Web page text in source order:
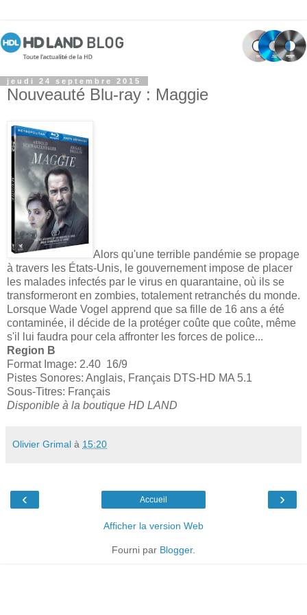
jeudi 24 septembre 2015
Nouveauté Blu-ray : Maggie
Alors qu'une terrible pandémie se propage
à travers les États-Unis, le gouvernement impose de placer
les malades infectés par le virus en quarantaine, où ils se
transformeront en zombies, totalement retranchés du monde.
Lorsque Wade Vogel apprend que sa fille de 16 ans a été
contaminée, il décide de la protéger coûte que coûte, même
s'il lui faudra pour cela affronter les forces de police...
Region B
Format Image: 2.40 16/9
Pistes Sonores: Anglais, Français DTS-HD MA 5.1
Sous-Titres: Français
Disponible à la boutique HD LAND
Olivier Grimal à 15:20
‹ ›
Accueil
Afficher la version Web
Fourni par Blogger.